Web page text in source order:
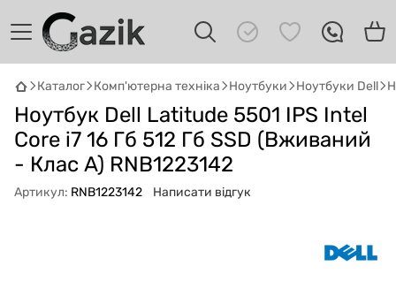
Каталог Комп'ютерна техніка Ноутбуки Ноутбуки Dell
Ноутбук Dell Latitude 5501 IPS Intel
Core i7 16 Гб 512 Гб SSD (Вживаний
- Клас A) RNB1223142
Артикул: RNB1223142 Написати відгук
GAZIK AI
Онлайн · пошук техніки
Привіт! 👋 Я Gazik AI — допоможу
підібрати вживану комп'ютерну техніку.